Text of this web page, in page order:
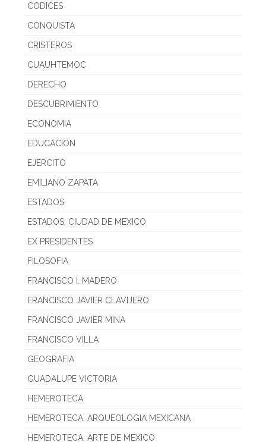
CODICES
CONQUISTA
CRISTEROS
CUAUHTEMOC
DERECHO
DESCUBRIMIENTO
ECONOMIA
EDUCACION
EJERCITO
EMILIANO ZAPATA
ESTADOS
ESTADOS. CIUDAD DE MEXICO
EX PRESIDENTES
FILOSOFIA
FRANCISCO I. MADERO
FRANCISCO JAVIER CLAVIJERO
FRANCISCO JAVIER MINA
FRANCISCO VILLA
GEOGRAFIA
GUADALUPE VICTORIA
HEMEROTECA
HEMEROTECA. ARQUEOLOGIA MEXICANA
HEMEROTECA. ARTE DE MEXICO